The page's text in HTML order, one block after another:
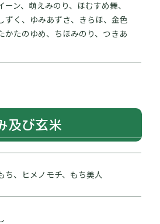
ーン、萌えみのり、ほむすめ舞、
ずく、ゆみあずさ、きらほ、金色
かたのゆめ、ちほみのり、つきあ
及び玄米
ち、ヒメノモチ、もち美人